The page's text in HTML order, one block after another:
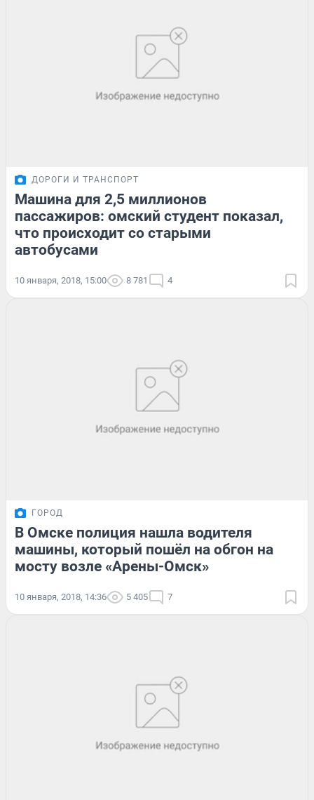
ДОРОГИ И ТРАНСПОРТ
Машина для 2,5 миллионов
пассажиров: омский студент показал,
что происходит со старыми
автобусами
10 января, 2018, 15:00 8 781 4
ГОРОД
В Омске полиция нашла водителя
машины, который пошёл на обгон на
мосту возле «Арены-Омск»
10 января, 2018, 14:36 5 405 7